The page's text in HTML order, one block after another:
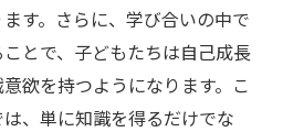
す。さらに、学び合いの中で
とで、子どもたちは自己成長
欲を持つようになります。こ
、単に知識を得るだけでな